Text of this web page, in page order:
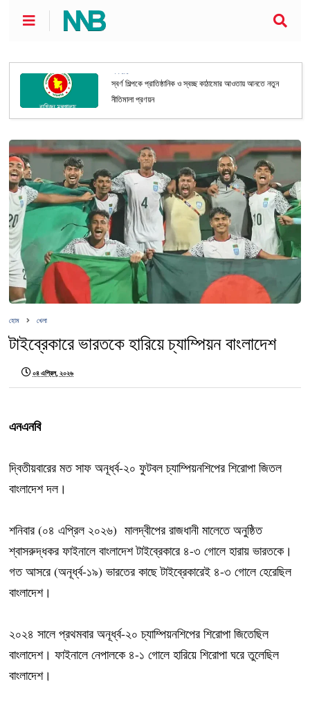
স্বর্ণ শিল্পকে প্রাতিষ্ঠানিক ও স্বচ্ছ কাঠামোর আওতায় আনতে নতুন
নীতিমালা প্রণয়ন
হোম খেলা
টাইব্রেকারে ভারতকে হারিয়ে চ্যাম্পিয়ন বাংলাদেশ
০৪ এপ্রিল, ২০২৬
এনএনবি
দ্বিতীয়বারের মত সাফ অনূর্ধ্ব-২০ ফুটবল চ্যাম্পিয়নশিপের শিরোপা জিতল
বাংলাদেশ দল।
শনিবার (০৪ এপ্রিল ২০২৬) মালদ্বীপের রাজধানী মালেতে অনুষ্ঠিত
শ্বাসরুদ্ধকর ফাইনালে বাংলাদেশ টাইব্রেকারে ৪-৩ গোলে হারায় ভারতকে।
গত আসরে (অনূর্ধ্ব-১৯) ভারতের কাছে টাইব্রেকারেই ৪-৩ গোলে হেরেছিল
বাংলাদেশ।
২০২৪ সালে প্রথমবার অনূর্ধ্ব-২০ চ্যাম্পিয়নশিপের শিরোপা জিতেছিল
বাংলাদেশ। ফাইনালে নেপালকে ৪-১ গোলে হারিয়ে শিরোপা ঘরে তুলেছিল
বাংলাদেশ।